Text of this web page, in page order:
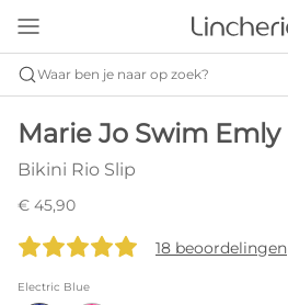
Waar ben je naar op zoek?
Marie Jo Swim Emly
Bikini Rio Slip
€ 45,90
18 beoordelingen
Electric Blue